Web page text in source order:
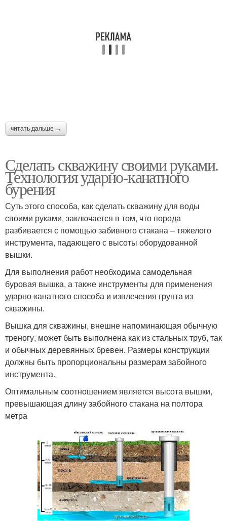
читать дальше →
Сделать скважину своими руками.
Технология ударно-канатного
бурения
Суть этого способа, как сделать скважину для воды
своими руками, заключается в том, что порода
разбивается с помощью забивного стакана – тяжелого
инструмента, падающего с высоты оборудованной
вышки.
Для выполнения работ необходима самодельная
буровая вышка, а также инструменты для применения
ударно-канатного способа и извлечения грунта из
скважины.
Вышка для скважины, внешне напоминающая обычную
треногу, может быть выполнена как из стальных труб, так
и обычных деревянных бревен. Размеры конструкции
должны быть пропорциональны размерам забойного
инструмента.
Оптимальным соотношением является высота вышки,
превышающая длину забойного стакана на полтора
метра